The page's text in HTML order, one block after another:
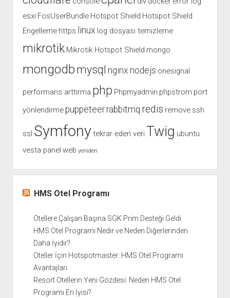
esxi FosUserBundle Hotspot Shield Hotspot Shield
Engelleme https linux log dosyası temizleme
mikrotik Mikrotik Hotspot Shield mongo
mongodb mysql nginx nodejs onesignal
performans arttırma php Phpmyadmin phpstrom port
yönlendirmepuppeteer rabbitmq redis remove ssh
ssl Symfonytekrar eden veri Twig ubuntu
vesta panel web yeniden
HMS Otel Programı
Otellere Çalışan Başına SGK Prim Desteği Geldi
HMS Otel Programı Nedir ve Neden Diğerlerinden
Daha İyidir?
Oteller İçin Hotspotmaster: HMS Otel Programı
Avantajları
Resort Otellerin Yeni Gözdesi: Neden HMS Otel
Programı En İyisi?